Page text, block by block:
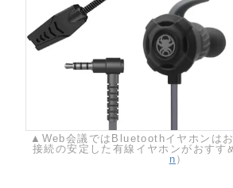
▲Web会議ではBluetoothイヤホンはお
接続の安定した有線イヤホンがおすす
n ）